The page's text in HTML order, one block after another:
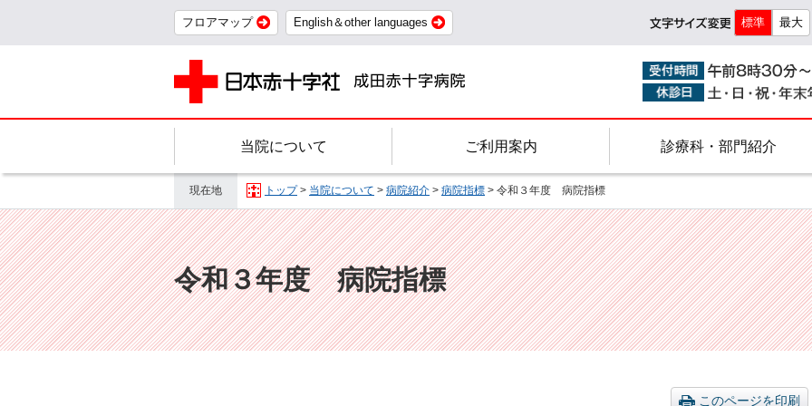
フロアマップ English＆other languages 標準 最大
当院について ご利用案内 診療科・部門紹介
現在地 トップ> 当院について > 病院紹介 > 病院指標 > 令和３年度 病院指標
令和３年度 病院指標
このページを印刷